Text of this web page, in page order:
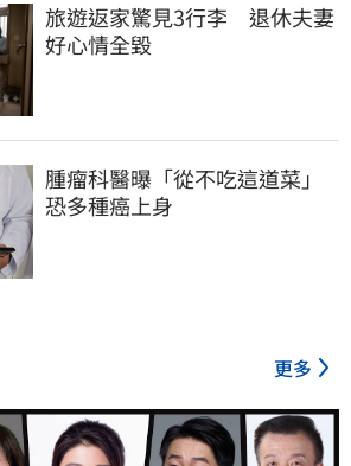
旅遊返家驚見3行李　退休夫妻
好心情全毀
腫瘤科醫曝「從不吃這道菜」
恐多種癌上身
更多